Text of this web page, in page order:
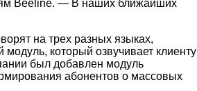
Beeline. — В наших ближайших
на трех разных языках,
который озвучивает клиенту
был добавлен модуль
абонентов о массовых